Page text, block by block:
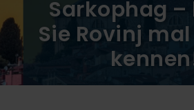
Sarkophag –
Sie Rovinj